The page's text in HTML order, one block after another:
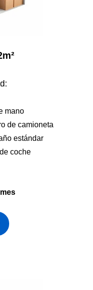
mano
de camioneta
estándar
coche